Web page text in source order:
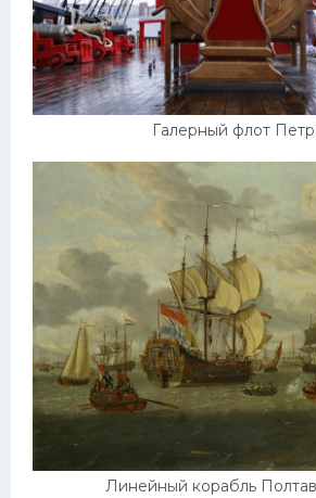
Галерный флот
Линейный корабль